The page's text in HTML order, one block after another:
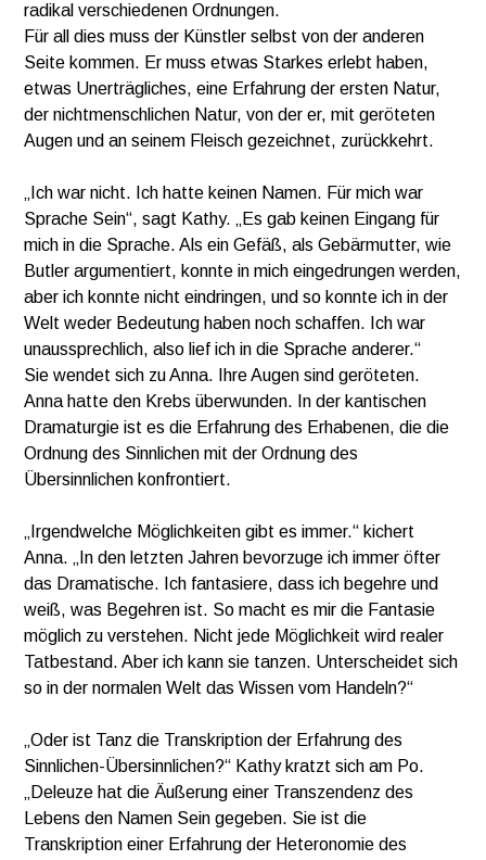
radikal verschiedenen Ordnungen.
Für all dies muss der Künstler selbst von der anderen
Seite kommen. Er muss etwas Starkes erlebt haben,
etwas Unerträgliches, eine Erfahrung der ersten Natur,
der nichtmenschlichen Natur, von der er, mit geröteten
Augen und an seinem Fleisch gezeichnet, zurückkehrt.
„Ich war nicht. Ich hatte keinen Namen. Für mich war
Sprache Sein“, sagt Kathy. „Es gab keinen Eingang für
mich in die Sprache. Als ein Gefäß, als Gebärmutter, wie
Butler argumentiert, konnte in mich eingedrungen werden,
aber ich konnte nicht eindringen, und so konnte ich in der
Welt weder Bedeutung haben noch schaffen. Ich war
unaussprechlich, also lief ich in die Sprache anderer.“
Sie wendet sich zu Anna. Ihre Augen sind geröteten.
Anna hatte den Krebs überwunden. In der kantischen
Dramaturgie ist es die Erfahrung des Erhabenen, die die
Ordnung des Sinnlichen mit der Ordnung des
Übersinnlichen konfrontiert.
„Irgendwelche Möglichkeiten gibt es immer.“ kichert
Anna. „In den letzten Jahren bevorzuge ich immer öfter
das Dramatische. Ich fantasiere, dass ich begehre und
weiß, was Begehren ist. So macht es mir die Fantasie
möglich zu verstehen. Nicht jede Möglichkeit wird realer
Tatbestand. Aber ich kann sie tanzen. Unterscheidet sich
so in der normalen Welt das Wissen vom Handeln?“
„Oder ist Tanz die Transkription der Erfahrung des
Sinnlichen-Übersinnlichen?“ Kathy kratzt sich am Po.
„Deleuze hat die Äußerung einer Transzendenz des
Lebens den Namen Sein gegeben. Sie ist die
Transkription einer Erfahrung der Heteronomie des